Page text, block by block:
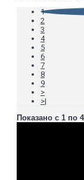
1
2
3
4
5
6
7
8
9
>
>|
Показано с 1 по